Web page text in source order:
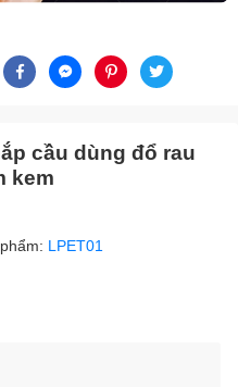
cầu dùng đổ rau
kem
LPET01